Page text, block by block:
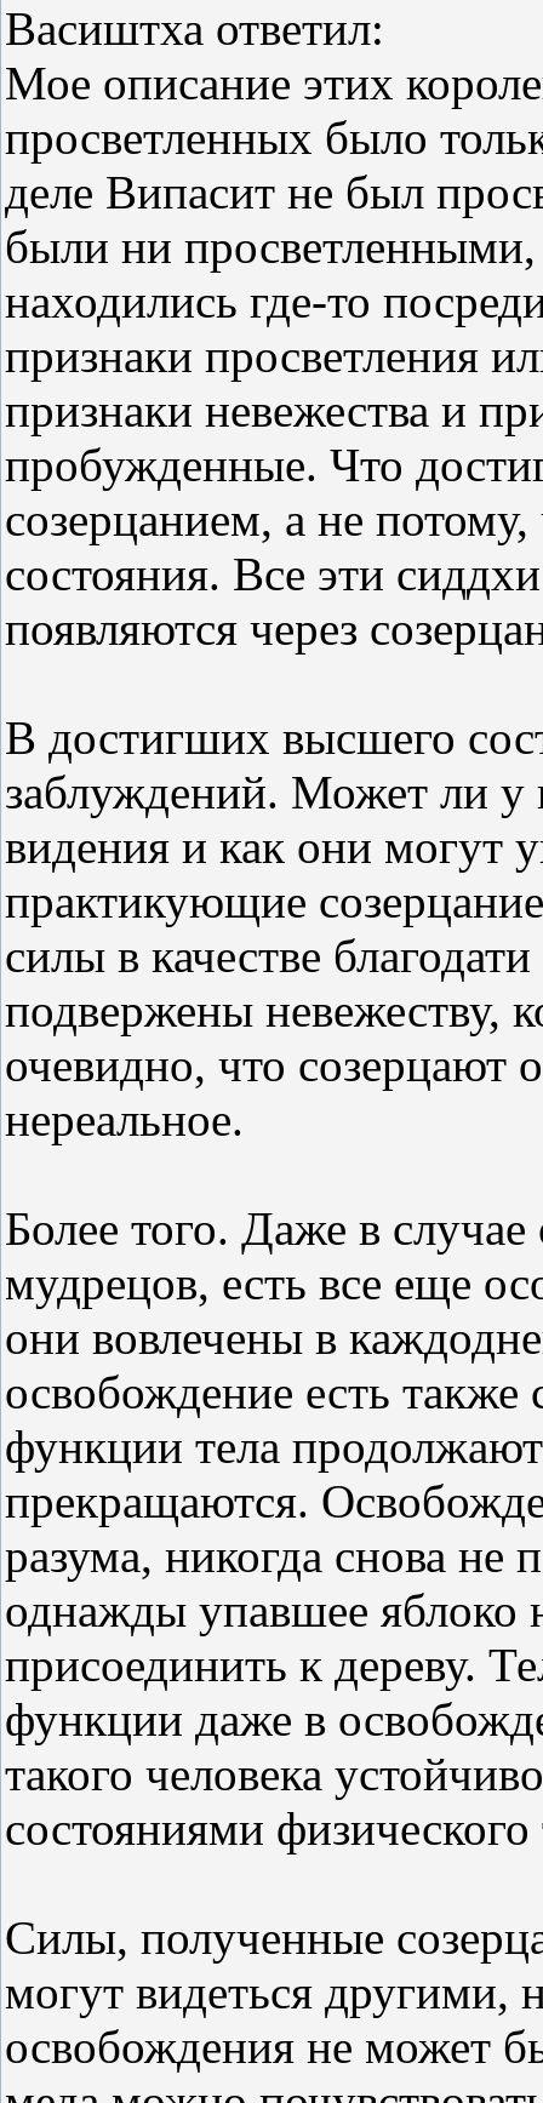
Васиштха ответил:
Мое описание этих
просветленных было
деле Випасит не был
были ни
находились где-то
признаки просветления
признаки невежества и
пробужденные. Что
созерцанием, а не
состояния. Все эти
появляются через
В достигших высшего
заблуждений. Может ли у
видения и как они могут
практикующие
силы в качестве
подвержены невежеству,
очевидно, что созерцают
нереальное.
Более того. Даже в
мудрецов, есть все еще
они вовлечены в
освобождение есть также
функции тела
прекращаются.
разума, никогда снова не
однажды упавшее яблоко
присоединить к дереву.
функции даже в
такого человека
состояниями
Силы, полученные
могут видеться другими,
освобождения не может